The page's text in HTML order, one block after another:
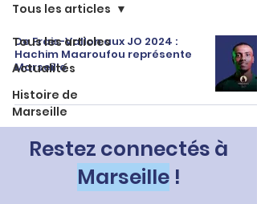
Tous les articles
Actualités
Histoire de
Marseille
Tous les articles
De Frais-Vallon aux JO 2024 :
Hachim Maaroufou représente
Marseille
Restez connectés à
Marseille!